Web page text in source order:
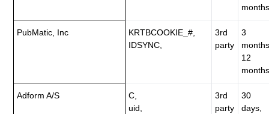
PubMatic, Inc
KRTBCOOKIE_#,
IDSYNC,
3rd
party
3
12
Adform A/S
C,
uid,
3rd
party
30
days,